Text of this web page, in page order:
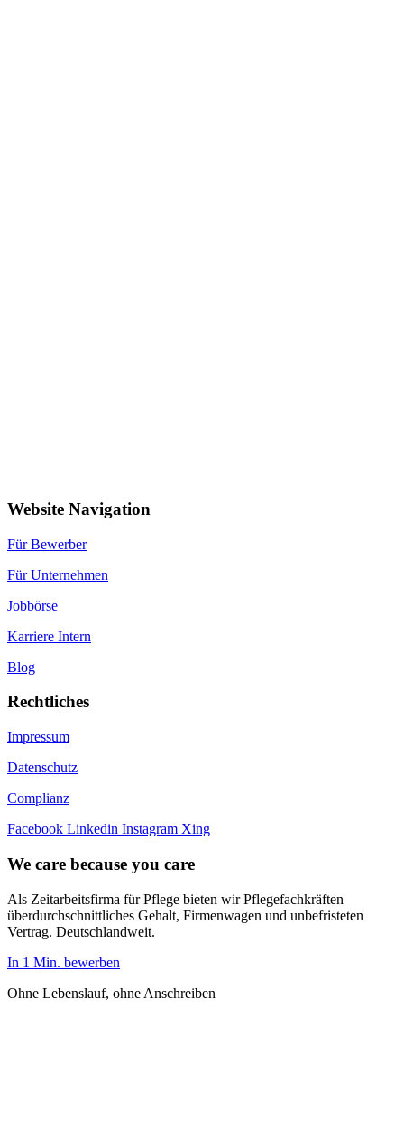
Website Navigation
Für Bewerber
Für Unternehmen
Jobbörse
Karriere Intern
Blog
Rechtliches
Impressum
Datenschutz
Complianz
Facebook Linkedin Instagram Xing
We care because you care
Als Zeitarbeitsfirma für Pflege bieten wir Pflegefachkräften
überdurchschnittliches Gehalt, Firmenwagen und unbefristeten
Vertrag. Deutschlandweit.
In 1 Min. bewerben
Ohne Lebenslauf, ohne Anschreiben